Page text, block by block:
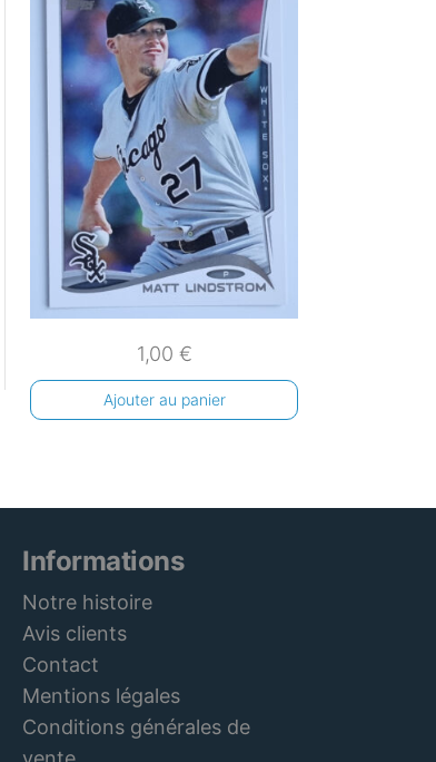
1,00 €
Ajouter au panier
Informations
Notre histoire
Avis clients
Contact
Mentions légales
Conditions générales de